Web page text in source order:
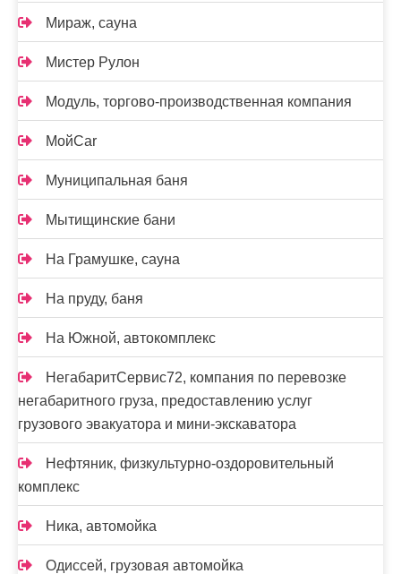
Мираж, сауна
Мистер Рулон
Модуль, торгово-производственная компания
МойCar
Муниципальная баня
Мытищинские бани
На Грамушке, сауна
На пруду, баня
На Южной, автокомплекс
НегабаритСервис72, компания по перевозке
негабаритного груза, предоставлению услуг
грузового эвакуатора и мини-экскаватора
Нефтяник, физкультурно-оздоровительный
комплекс
Ника, автомойка
Одиссей, грузовая автомойка